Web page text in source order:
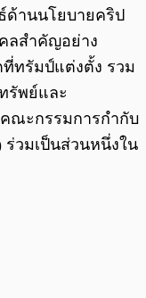
ด้านนโยบายคริป
ลสำคัญอย่าง
ที่ทรัมป์แต่งตั้ง รวม
รัพย์และ
ณะกรรมการกำกับ
วมเป็นส่วนหนึ่งใน